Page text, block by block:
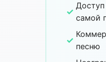
✓
самой
✓
песню